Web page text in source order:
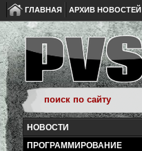
ГЛАВНАЯ АРХИВ НОВОСТЕЙ
НОВОСТИ
ПРОГРАММИРОВАНИЕ